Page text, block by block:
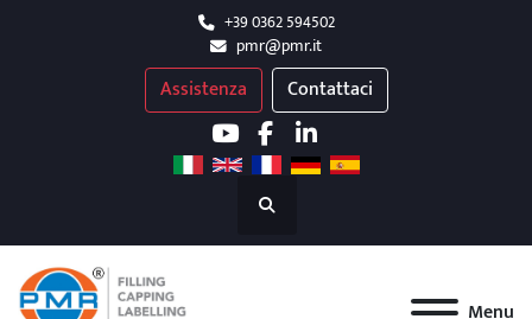
+39 0362 594502
pmr@pmr.it
Assistenza Contattaci
youtube
facebook
linkedin
Cerca